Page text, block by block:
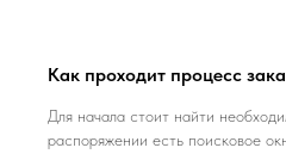
Как проходит процесс
Для начала стоит найти
распоряжении есть поисковое